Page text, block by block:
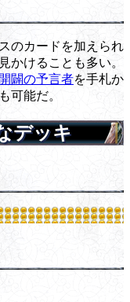
のカードを加えられ
かけることも多い。
開闢の予言者を手札か
可能だ。
デッキ